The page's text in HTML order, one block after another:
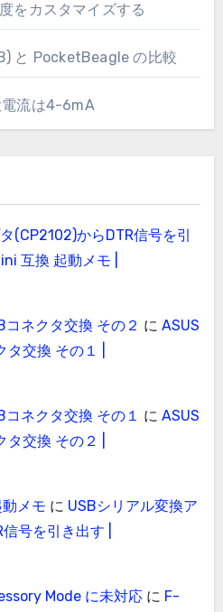
をカスタマイズする
と PocketBeagle の比較
電流は4-6mA
(CP2102)からDTR信号を引
互換 起動メモ |
ネクタ交換 その２ に ASUS
交換 その１ |
ネクタ交換 その１ に ASUS
交換 その２ |
メモ に USBシリアル変換ア
号を引き出す |
Mode に未対応に F-